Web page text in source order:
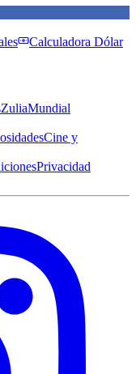
Calculadora Dólar
ZuliaMundial
Cine y
Privacidad